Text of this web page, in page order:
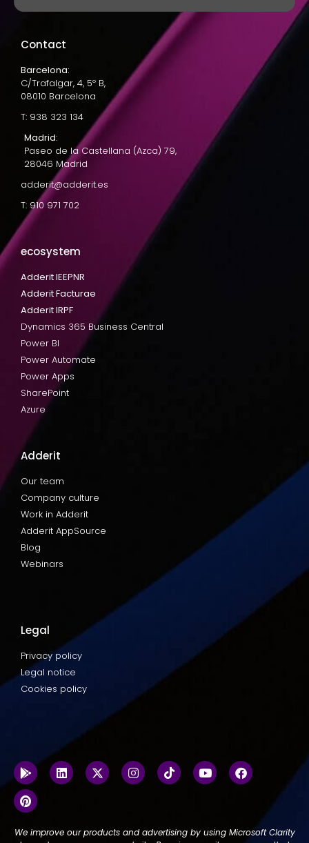
Contact
Barcelona:
C/Trafalgar, 4, 5º B,
08010 Barcelona
T: 938 323 134
Madrid:
Paseo de la Castellana (Azca) 79,
28046 Madrid
adderit@adderit.es
T: 910 971 702
ecosystem
Adderit IEEPNR
Adderit Facturae
Adderit IRPF
Dynamics 365 Business Central
Power BI
Power Automate
Power Apps
SharePoint
Azure
Adderit
Our team
Company culture
Work in Adderit
Adderit AppSource
Blog
Webinars
Legal
Privacy policy
Legal notice
Cookies policy
We improve our products and advertising by using Microsoft Clarity